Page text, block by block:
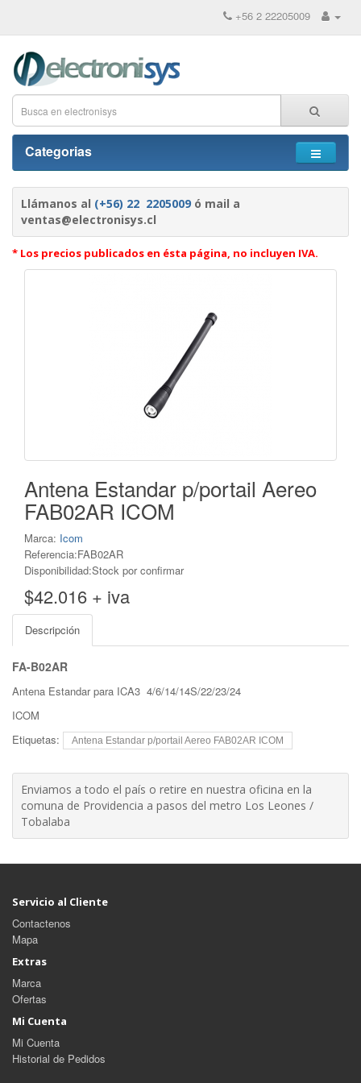
+56 2 22205009
Categorias
Llámanos al (+56) 22 2205009 ó mail a
ventas@electronisys.cl
* Los precios publicados en ésta página, no incluyen IVA.
Antena Estandar p/portail Aereo
FAB02AR ICOM
Marca: Icom
Referencia:FAB02AR
Disponibilidad:Stock por confirmar
$42.016 + iva
Descripción
FA-B02AR
Antena Estandar para ICA3 4/6/14/14S/22/23/24
ICOM
Etiquetas:
Antena Estandar p/portail Aereo FAB02AR ICOM
Enviamos a todo el país o retire en nuestra oficina en la
comuna de Providencia a pasos del metro Los Leones /
Tobalaba
Servicio al Cliente
Contactenos
Mapa
Extras
Marca
Ofertas
Mi Cuenta
Mi Cuenta
Historial de Pedidos